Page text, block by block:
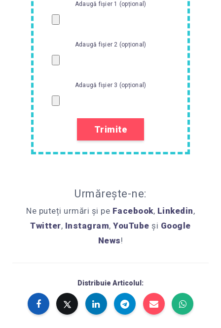
Adaugă fișier 1 (opțional)
Adaugă fișier 2 (opțional)
Adaugă fișier 3 (opțional)
Urmărește-ne:
Ne puteți urmări și pe Facebook, Linkedin,
Twitter, Instagram,YouTube și Google
News!
Distribuie Articolul: